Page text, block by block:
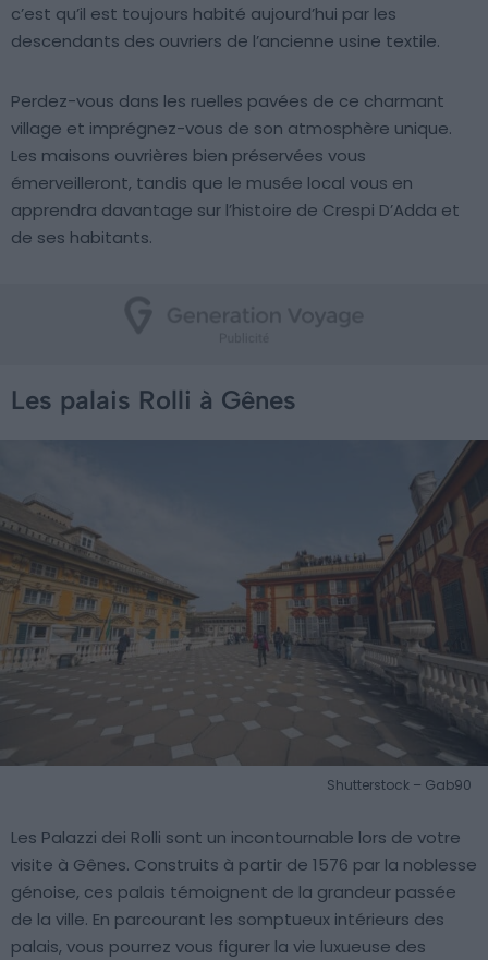
c’est qu’il est toujours habité aujourd’hui par les
descendants des ouvriers de l’ancienne usine textile.
Perdez-vous dans les ruelles pavées de ce charmant
village et imprégnez-vous de son atmosphère unique.
Les maisons ouvrières bien préservées vous
émerveilleront, tandis que le musée local vous en
apprendra davantage sur l’histoire de Crespi D’Adda et
de ses habitants.
Les palais Rolli à Gênes
Shutterstock – Gab90
Les Palazzi dei Rolli sont un incontournable lors de votre
visite à Gênes. Construits à partir de 1576 par la noblesse
génoise, ces palais témoignent de la grandeur passée
de la ville. En parcourant les somptueux intérieurs des
palais, vous pourrez vous figurer la vie luxueuse des